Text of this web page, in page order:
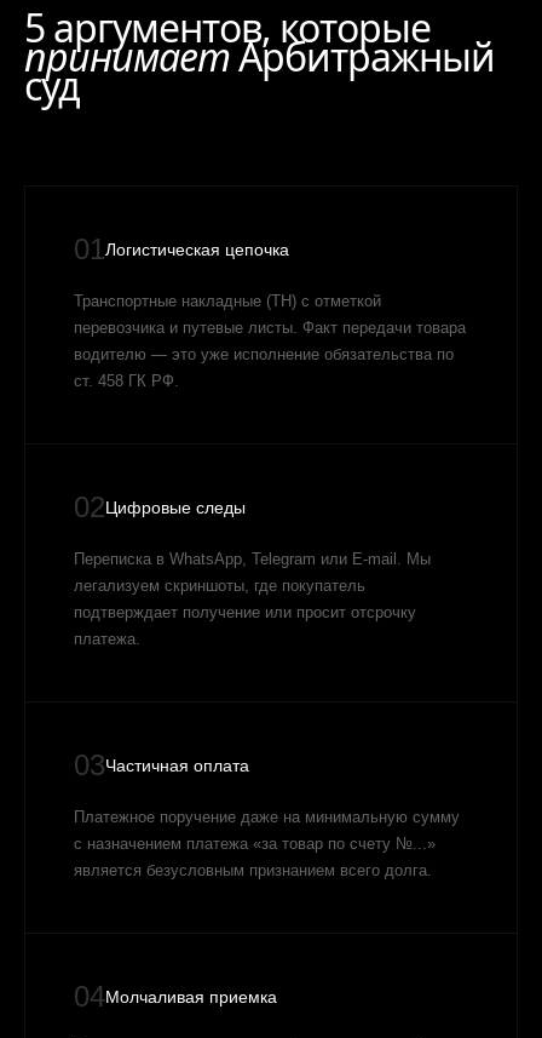
5 аргументов, которые
принимаетАрбитражный
суд
01Логистическая цепочка
Транспортные накладные (ТН) с отметкой
перевозчика и путевые листы. Факт передачи товара
водителю — это уже исполнение обязательства по
ст. 458 ГК РФ.
02Цифровые следы
Переписка в WhatsApp, Telegram или E-mail. Мы
легализуем скриншоты, где покупатель
подтверждает получение или просит отсрочку
платежа.
03Частичная оплата
Платежное поручение даже на минимальную сумму
с назначением платежа «за товар по счету №...»
является безусловным признанием всего долга.
04Молчаливая приемка